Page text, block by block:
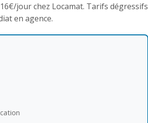
jour chez Locamat. Tarifs dégressifs
en agence.